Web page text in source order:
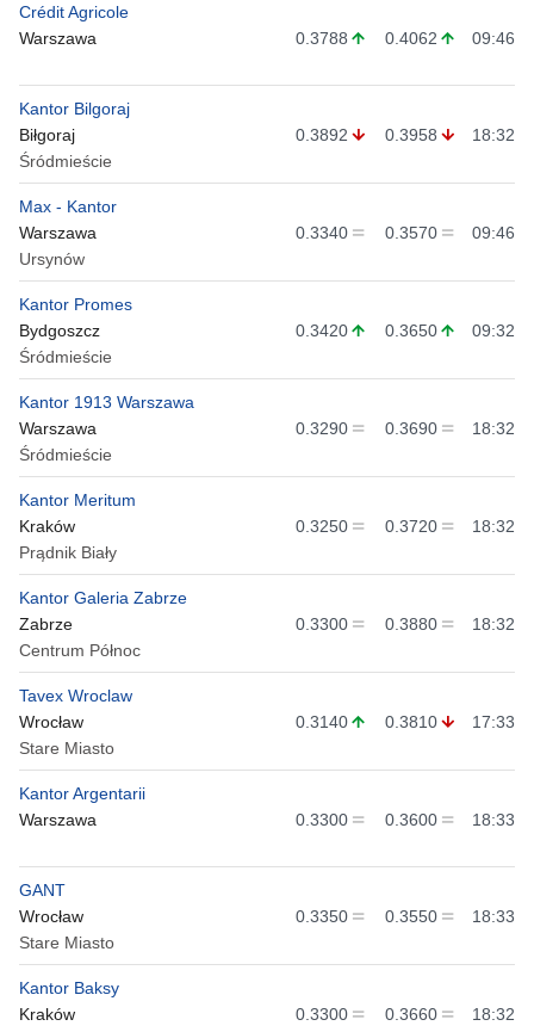
Crédit Agricole
Warszawa
0.3788 0.4062 09:46
Kantor Bilgoraj
Biłgoraj
Śródmieście
0.3892 0.3958 18:32
Max - Kantor
Warszawa
Ursynów
0.3340 0.3570 09:46
Kantor Promes
Bydgoszcz
Śródmieście
0.3420 0.3650 09:32
Kantor 1913 Warszawa
Warszawa
Śródmieście
0.3290 0.3690 18:32
Kantor Meritum
Kraków
Prądnik Biały
0.3250 0.3720 18:32
Kantor Galeria Zabrze
Zabrze
Centrum Północ
0.3300 0.3880 18:32
Tavex Wroclaw
Wrocław
Stare Miasto
0.3140 0.3810 17:33
Kantor Argentarii
Warszawa
0.3300 0.3600 18:33
GANT
Wrocław
Stare Miasto
0.3350 0.3550 18:33
Kantor Baksy
Kraków
0.3300 0.3660 18:32